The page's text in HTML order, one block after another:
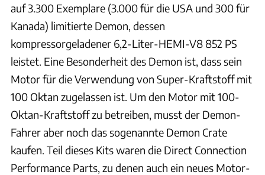
auf 3.300 Exemplare (3.000 für die USA und 300 für
Kanada) limitierte Demon, dessen
kompressorgeladener 6,2-Liter-HEMI-V8 852 PS
leistet. Eine Besonderheit des Demon ist, dass sein
Motor für die Verwendung von Super-Kraftstoff mit
100 Oktan zugelassen ist. Um den Motor mit 100-
Oktan-Kraftstoff zu betreiben, musst der Demon-
Fahrer aber noch das sogenannte Demon Crate
kaufen. Teil dieses Kits waren die Direct Connection
Performance Parts, zu denen auch ein neues Motor-